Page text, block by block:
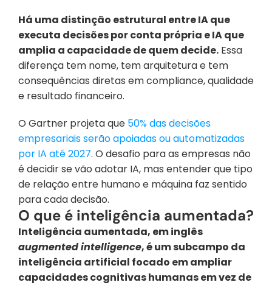
Há uma distinção estrutural entre IA que
executa decisões por conta própria e IA que
amplia a capacidade de quem decide. Essa
diferença tem nome, tem arquitetura e tem
consequências diretas em compliance, qualidade
e resultado financeiro.
O Gartner projeta que 50% das decisões
empresariais serão apoiadas ou automatizadas
por IA até 2027. O desafio para as empresas não
é decidir se vão adotar IA, mas entender que tipo
de relação entre humano e máquina faz sentido
para cada decisão.
O que é inteligência aumentada?
Inteligência aumentada, em inglês
augmented intelligence, é um subcampo da
inteligência artificial focado em ampliar
capacidades cognitivas humanas em vez de